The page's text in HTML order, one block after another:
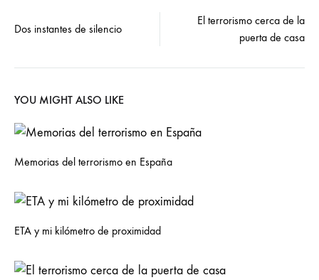
Dos instantes de silencio
El terrorismo cerca de la
puerta de casa
YOU MIGHT ALSO LIKE
Memorias del terrorismo en España
ETA y mi kilómetro de proximidad